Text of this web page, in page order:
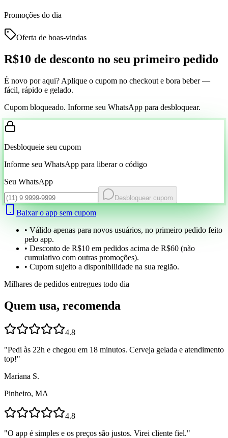
Promoções do dia
Oferta de boas-vindas
R$10 de desconto no seu primeiro pedido
É novo por aqui? Aplique o cupom no checkout e bora beber —
fácil, rápido e gelado.
Cupom bloqueado. Informe seu WhatsApp para desbloquear.
Desbloqueie seu cupom
Informe seu WhatsApp para liberar o código
Seu WhatsApp
Desbloquear cupom
Baixar o app sem cupom
• Válido apenas para novos usuários, no primeiro pedido feito
pelo app.
• Desconto de R$10 em pedidos acima de R$60 (não
cumulativo com outras promoções).
• Cupom sujeito a disponibilidade na sua região.
Milhares de pedidos entregues todo dia
Quem usa, recomenda
4.8
"Pedi às 22h e chegou em 18 minutos. Cerveja gelada e atendimento
top!"
Mariana S.
Pinheiro, MA
4.8
"O app é simples e os preços são justos. Virei cliente fiel."